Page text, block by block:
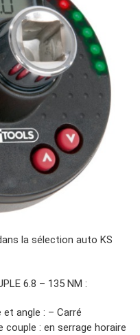
la sélection auto KS
6.8 – 135 NM :
angle : – Carré
couple : en serrage horaire